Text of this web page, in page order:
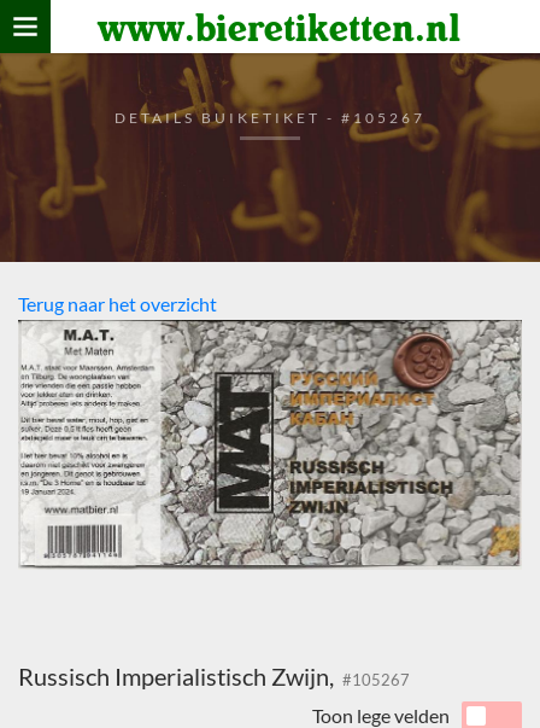
www.bieretiketten.nl
Home
verzamelen
De bierkaart
Bezoekers
DETAILS BUIKETIKET - #105267
Terug naar het overzicht
Russisch Imperialistisch Zwijn, #105267
Toon lege velden